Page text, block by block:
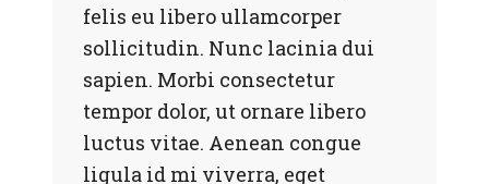
felis eu libero ullamcorper
sollicitudin. Nunc lacinia dui
sapien. Morbi consectetur
tempor dolor, ut ornare libero
luctus vitae. Aenean congue
ligula id mi viverra, eget